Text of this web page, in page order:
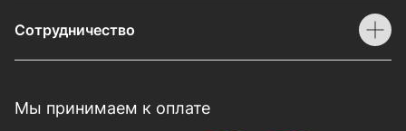
Сотрудничество
Мы принимаем к оплате